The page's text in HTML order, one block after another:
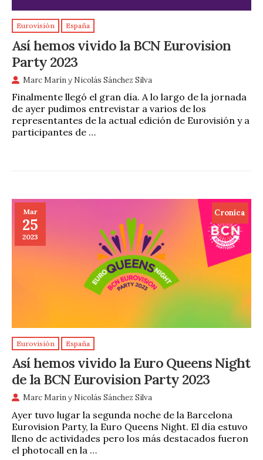
Eurovisión España
Así hemos vivido la BCN Eurovision
Party 2023
Marc Maríny Nicolás Sánchez Silva
Finalmente llegó el gran día. A lo largo de la jornada
de ayer pudimos entrevistar a varios de los
representantes de la actual edición de Eurovisión y a
participantes de …
Mar
25
2023
Cronica
Eurovisión España
Así hemos vivido la Euro Queens Night
de la BCN Eurovision Party 2023
Marc Maríny Nicolás Sánchez Silva
Ayer tuvo lugar la segunda noche de la Barcelona
Eurovision Party, la Euro Queens Night. El día estuvo
lleno de actividades pero los más destacados fueron
el photocall en la …